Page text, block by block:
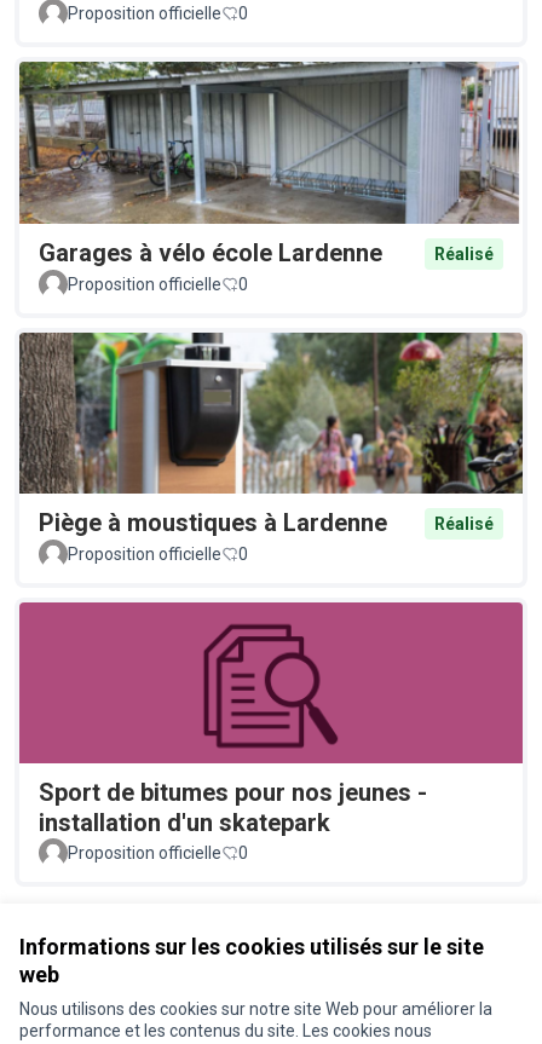
Informations sur les cookies utilisés sur le site
web
Nous utilisons des cookies sur notre site Web pour améliorer la
performance et les contenus du site. Les cookies nous
Proposition officielle 0
Garages à vélo école Lardenne
Réalisé
Proposition officielle
0
Piège à moustiques à Lardenne
Réalisé
Proposition officielle
0
Sport de bitumes pour nos jeunes -
installation d'un skatepark
Proposition officielle 0
Conditions d'utilisation
Paramètres des cookies